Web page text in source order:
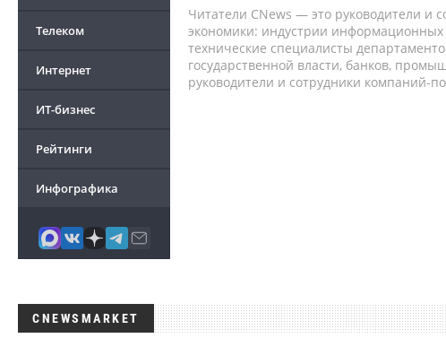
Телеком
Интернет
ИТ-бизнес
Рейтинги
Инфографика
Читатели CNews — это руководители и
экономики: индустрии
технические специалисты
государственной власти, банков,
руководители и сотрудники компаний-
CNEWSMARKET